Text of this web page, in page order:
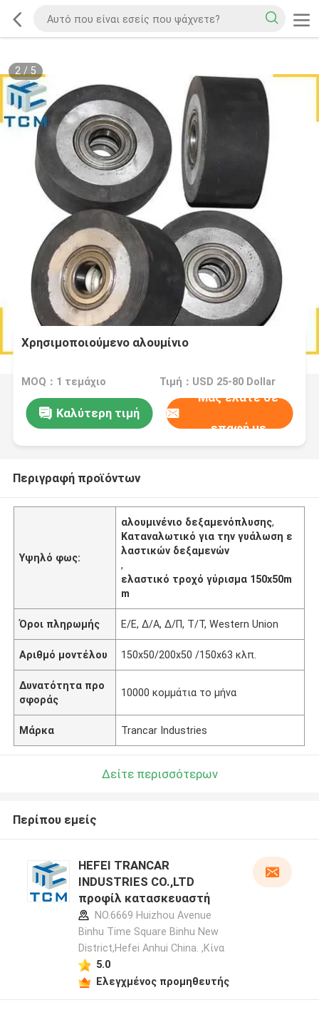
2/ 5
Χρησιμοποιούμενο αλουμίνιο
MOQ：1 τεμάχιο Τιμή：USD 25-80 Dollar
Καλύτερη τιμή
Μας ελάτε σε
επαφή με
Περιγραφή προϊόντων
Υψηλό φως:
αλουμινένιο δεξαμενόπλυσης,
Καταναλωτικό για την γυάλωση ε
λαστικών δεξαμενών
,
ελαστικό τροχό γύρισμα 150x50m
m
Όροι πληρωμής Ε/Ε, Δ/Α, Δ/Π, Τ/Τ, Western Union
Αριθμό μοντέλου 150x50/200x50 /150x63 κλπ.
Δυνατότητα προ
σφοράς
10000 κομμάτια το μήνα
Μάρκα Trancar Industries
Δείτε περισσότερων
Περίπου εμείς
HEFEI TRANCAR
INDUSTRIES CO.,LTD
προφίλ κατασκευαστή
NO.6669 Huizhou Avenue
Binhu Time Square Binhu New
District,Hefei Anhui China. ,Κίνα
5.0
Ελεγχμένος προμηθευτής